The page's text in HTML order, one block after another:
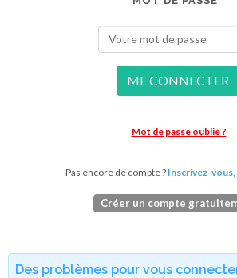
ME CONNECTER
Mot de passe oublié ?
Pas encore de compte ? Inscrivez-
Créer un compte
Des problèmes pour vous